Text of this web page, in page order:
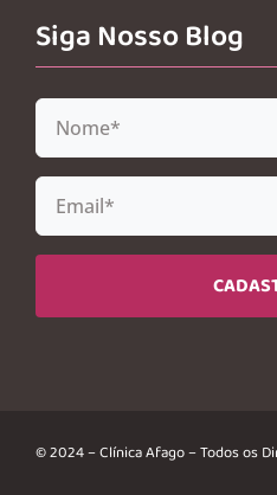
Siga Nosso Blog
© 2024 – Clínica Afago – Todos os